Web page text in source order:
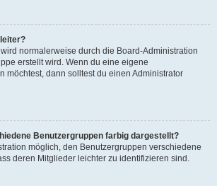
normalerweise durch die Board-Administration
erstellt wird. Wenn du eine eigene
möchtest, dann solltest du einen Administrator
Benutzergruppen farbig dargestellt?
möglich, den Benutzergruppen verschiedene
deren Mitglieder leichter zu identifizieren sind.